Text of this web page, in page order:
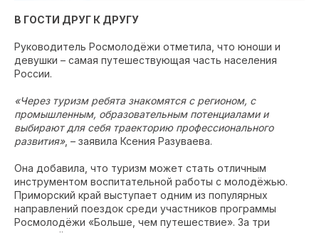
В ГОСТИ ДРУГ К ДРУГУ
Руководитель Росмолодёжи отметила, что юноши и
девушки – самая путешествующая часть населения
России.
«Через туризм ребята знакомятся с регионом, с
промышленным, образовательным потенциалами и
выбирают для себя траекторию профессионального
развития», – заявила Ксения Разуваева.
Она добавила, что туризм может стать отличным
инструментом воспитательной работы с молодёжью.
Приморский край выступает одним из популярных
направлений поездок среди участников программы
Росмолодёжи «Больше, чем путешествие». За три